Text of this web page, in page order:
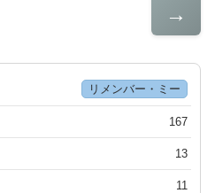
→
リメンバー・ミー
167
13
11